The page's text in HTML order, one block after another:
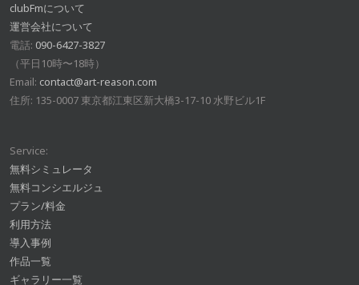
clubFmについて
運営会社について
電話: 090-6427-3827
（平日10時〜18時）
Email: contact@art-reason.com
住所: 135-0007 東京都江東区新大橋3-17-10 水野ビル1F
Service:
無料シミュレータ
無料コンシエルジュ
プラン/料金
利用方法
導入事例
作品一覧
ギャラリー一覧